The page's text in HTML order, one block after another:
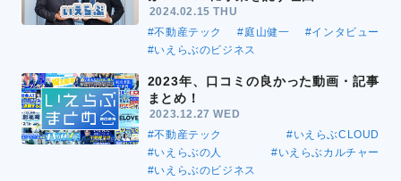
2024.02.15 THU
#不動産テック
#庭山健一
#インタビュー
#いえらぶのビジネス
2023年、口コミの良かった動画・記事
まとめ！
2023.12.27 WED
#不動産テック
#いえらぶCLOUD
#いえらぶの人
#いえらぶカルチャー
#いえらぶのビジネス